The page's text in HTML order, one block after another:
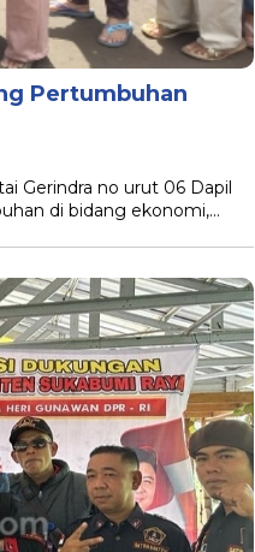
Pertumbuhan
Gerindra no urut 06 Dapil
di bidang ekonomi,…